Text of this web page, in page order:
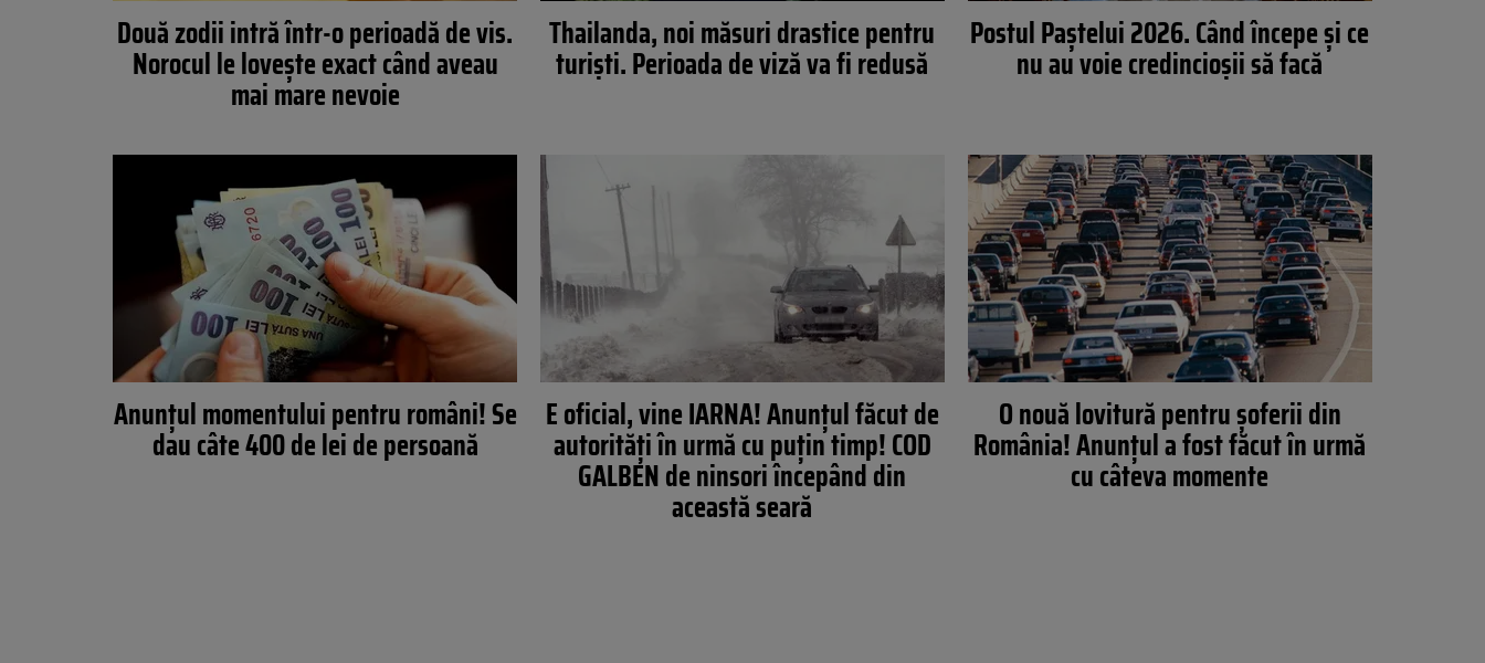
Două zodii intră într-o perioadă de vis.
Norocul le lovește exact când aveau
mai mare nevoie
Thailanda, noi măsuri drastice pentru
turiști. Perioada de viză va fi redusă
Postul Paștelui 2026. Când începe și ce
nu au voie credincioșii să facă
Anunțul momentului pentru români! Se
dau câte 400 de lei de persoană
E oficial, vine IARNA! Anunţul făcut de
autorităţi în urmă cu puţin timp! COD
GALBEN de ninsori începând din
această seară
O nouă lovitură pentru şoferii din
România! Anunţul a fost făcut în urmă
cu câteva momente